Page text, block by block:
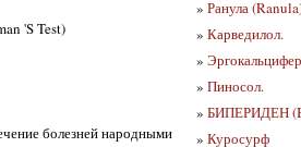
'S Test)
болезней народными
» Ранула
» Карведилол.
»
» Пиносол.
» БИПЕРИДЕН
» Куросурф